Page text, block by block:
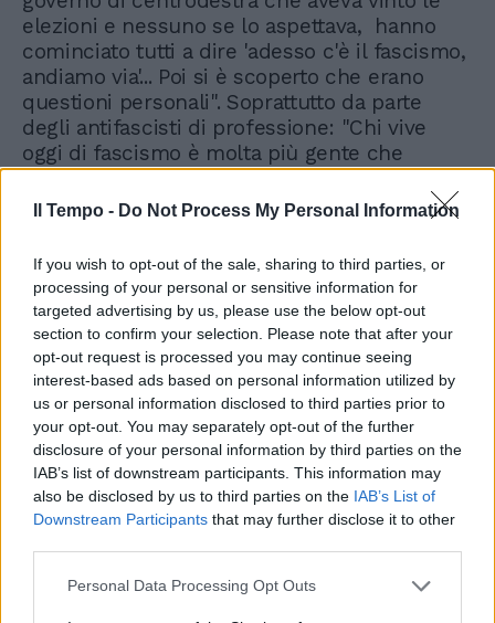
Il Tempo - Do Not Process My Personal Information
If you wish to opt-out of the sale, sharing to third parties, or
processing of your personal or sensitive information for
targeted advertising by us, please use the below opt-out
section to confirm your selection. Please note that after your
opt-out request is processed you may continue seeing
interest-based ads based on personal information utilized by
us or personal information disclosed to third parties prior to
your opt-out. You may separately opt-out of the further
disclosure of your personal information by third parties on the
IAB’s list of downstream participants. This information may
also be disclosed by us to third parties on the IAB’s List of
Downstream Participants that may further disclose it to other
Personal Data Processing Opt Outs
elezioni e nessuno se lo aspettava, hanno
cominciato tutti a dire 'adesso c'è il fascismo,
andiamo via'... Poi si è scoperto che erano
questioni personali". Soprattutto da parte
degli antifascisti di professione: "Chi vive
oggi di fascismo è molta più gente che
cent'anni fa in Italia, sono tutti di sinistra,
quindi c'è il fascismo, solo che è rosso, sta a
"So che in Italia c'è tanta gente che spia, ho
visto che c'è addirittura un'indagine" prima a
Perugia poi a Roma, "dove ci sono un sacco
di colleghi indagati per avere preso notizie
che danno del fascista a me e che dicono
che la libertà di stampa è quella che fanno
loro - aggiunge Cerno - Allora se questo
Parlamento vuole affermare che in Italia c'è
un problema ha ragione, ma il problema non
sta in maggioranza, sta all'opposizione".